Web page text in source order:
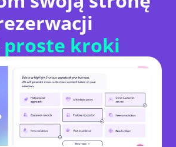
proste kroki